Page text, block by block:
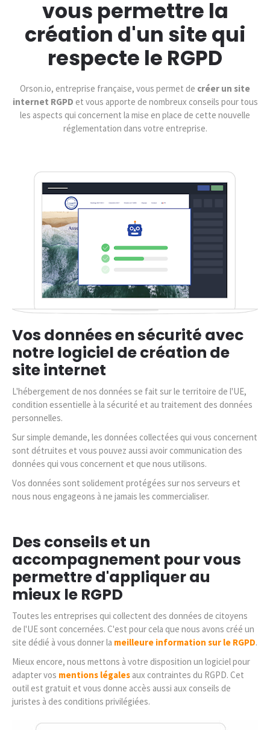
vous permettre la
création d'un site qui
respecte le RGPD
Orson.io, entreprise française, vous permet de créer un site
internet RGPD et vous apporte de nombreux conseils pour tous
les aspects qui concernent la mise en place de cette nouvelle
réglementation dans votre entreprise.
Vos données en sécurité avec
notre logiciel de création de
site internet
L'hébergement de nos données se fait sur le territoire de l'UE,
condition essentielle à la sécurité et au traitement des données
personnelles.
Sur simple demande, les données collectées qui vous concernent
sont détruites et vous pouvez aussi avoir communication des
données qui vous concernent et que nous utilisons.
Vos données sont solidement protégées sur nos serveurs et
nous nous engageons à ne jamais les commercialiser.
Des conseils et un
accompagnement pour vous
permettre d'appliquer au
mieux le RGPD
Toutes les entreprises qui collectent des données de citoyens
de l'UE sont concernées. C'est pour cela que nous avons créé un
site dédié à vous donner la meilleure information sur le RGPD.
Mieux encore, nous mettons à votre disposition un logiciel pour
adapter vos mentions légales aux contraintes du RGPD. Cet
outil est gratuit et vous donne accès aussi aux conseils de
juristes à des conditions privilégiées.